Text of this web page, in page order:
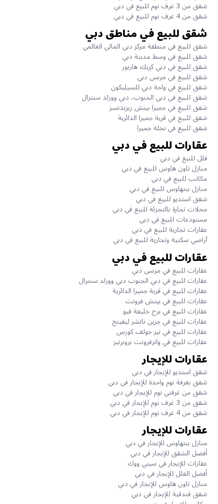
شقق من 3 غرف نوم للبيع في دبي
شقق من 4 غرف نوم للبيع في دبي
شقق للبيع في مناطق دبي
شقق للبيع في منطقة مركز دبي المالي العالمي
شقق للبيع في وسط مدينة دبي
شقق للبيع في دبي كريك هاربور
شقق للبيع في مرسى دبي
شقق للبيع في واحة دبي للسيليكون
شقق للبيع في دبي الجنوب، دبي وورلد سنترال
شقق للبيع في جميرا بيتش ريزيدنسز
شقق للبيع في قرية جميرا الدائرية
شقق للبيع في نخلة جميرا
عقارات للبيع في دبي
فلل للبيع في دبي
منازل تاون هاوس للبيع في دبي
مكاتب للبيع في دبي
منازل بنتهاوس للبيع في دبي
شقق استديو للبيع في دبي
محلات تجارة بالتجزئة للبيع في دبي
مستودعات للبيع في دبي
عقارات تجارية للبيع في دبي
آراضي سكنية وتجارية للبيع في دبي
عقارات للبيع في دبي
عقارات للبيع في مرسى دبي
عقارات للبيع في دبي الجنوب دبي وورلد سنترال
عقارات للبيع في قرية جميرا الدائرية
عقارات للبيع في بيتش فرونت
عقارات للبيع في برج خليفة فيو
عقارات للبيع في جرين ناتشر ليفينج
عقارات للبيع في نير جولف كورس
عقارات للبيع في واترفرونت بروبرتيز
عقارات للإيجار
شقق استديو للإيجار في دبي
شقق بغرفة نوم واحدة للإيجار في دبي
شقق من غرفتي نوم للإيجار في دبي
شقق من 3 غرف نوم للإيجار في دبي
شقق من 4 غرف نوم للإيجار في دبي
عقارات للإيجار
منازل بنتهاوس للإيجار في دبي
أفضل الشقق للإيجار في دبي
عقارات للإيجار في سيتي ووك
أفضل الفلل للإيجار في دبي
منازل تاون هاوس للإيجار في دبي
شقق فندقية للإيجار في دبي